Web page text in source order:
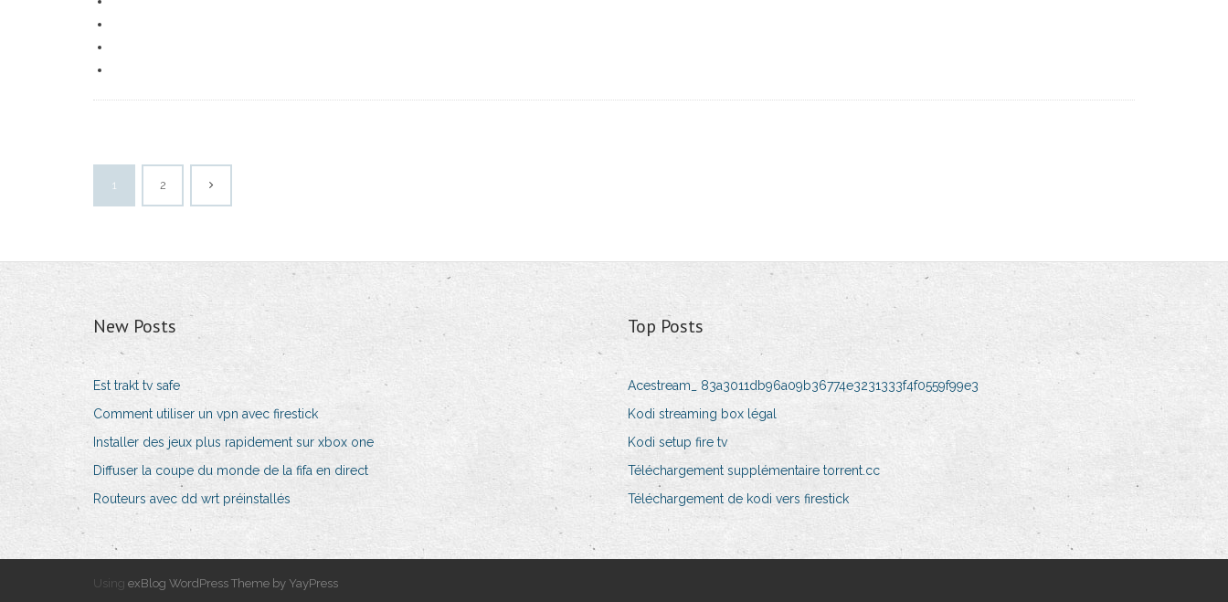
1 2
New Posts
Est trakt tv safe
Comment utiliser un vpn avec firestick
Installer des jeux plus rapidement sur xbox one
Diffuser la coupe du monde de la fifa en direct
Routeurs avec dd wrt préinstallés
Top Posts
Acestream_ 83a3011db96a09b36774e3231333f4f0559f99e3
Kodi streaming box légal
Kodi setup fire tv
Téléchargement supplémentaire torrent.cc
Téléchargement de kodi vers firestick
Using exBlog WordPress Theme by YayPress